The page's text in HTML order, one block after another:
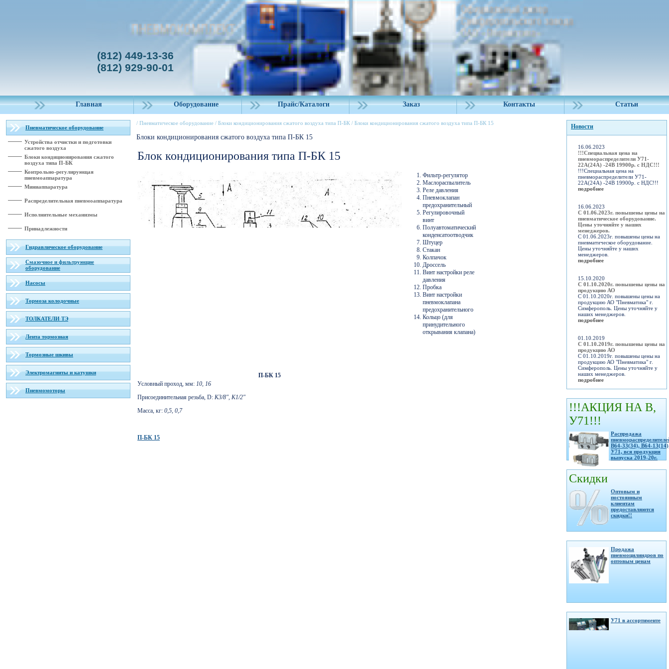
(812) 449-13-36
(812) 929-90-01
Главная Оборудование Прайс/Каталоги Заказ Контакты Статьи
Пневматическое оборудование
Устройства отчистки и подготовки
сжатого воздуха
Блоки кондиционирования сжатого
воздуха типа П-БК
Контрольно-регулирующая
пневмоаппаратура
Миниаппаратура
Распределительная пневмоаппаратура
Исполнительные механизмы
Принадлежности
Гидравлическое оборудование
Смазочное и фильтрующие
оборудование
Насосы
Тормоза колодочные
ТОЛКАТЕЛИ ТЭ
Лента тормозная
Тормозные шкивы
Электромагниты и катушки
Пневмомоторы
/ Пневматическое оборудование / Блоки кондиционирования сжатого воздуха типа П-БК / Блоки кондиционирования сжатого воздуха типа П-БК 15
Блоки кондиционирования сжатого воздуха типа П-БК 15
Блок кондиционирования типа П-БК 15
П-БК 15
Фильтр-регулятор
Маслораспылитель
Реле давления
Пневмоклапан
предохранительный
Регулировочный
винт
Полуавтоматический
конденсатоотводчик
Штуцер
Стакан
Колпачок
Дроссель
Винт настройки реле
давления
Пробка
Винт настройки
пневмоклапана
предохранительного
Кольцо (для
принудительного
открывания клапана)
Условный проход, мм: 10, 16
Присоединительная резьба, D: К3/8", К1/2"
Масса, кг: 0,5, 0,7
П-БК 15
Новости
16.06.2023
!!!Специальная цена на
пневмораспределители У71-
22А(24А) -24В 19900р. с НДС!!!
!!!Специальная цена на
пневмораспределители У71-
22А(24А) -24В 19900р. с НДС!!!
подробнее
16.06.2023
С 01.06.2023г. повышены цены на
пневматическое оборудование.
Цены уточняйте у наших
менеджеров.
С 01.06.2023г. повышены цены на
пневматическое оборудование.
Цены уточняйте у наших
менеджеров.
подробнее
15.10.2020
С 01.10.2020г. повышены цены на
продукцию АО
С 01.10.2020г. повышены цены на
продукцию АО "Пневматика" г.
Симферополь. Цены уточняйте у
наших менеджеров.
подробнее
01.10.2019
С 01.10.2019г. повышены цены на
продукцию АО
С 01.10.2019г. повышены цены на
продукцию АО "Пневматика" г.
Симферополь. Цены уточняйте у
наших менеджеров.
подробнее
!!!АКЦИЯ НА В,
У71!!!
Распродажа
В64-33(34), В64-
У71, вся продукция
выпуска 2019-20г.
Скидки
Оптовым и
постоянным
клиентам
предоставляются
скидки!!
Продажа
пневмоцилиндров по
оптовым ценам
У71 в ассортименте